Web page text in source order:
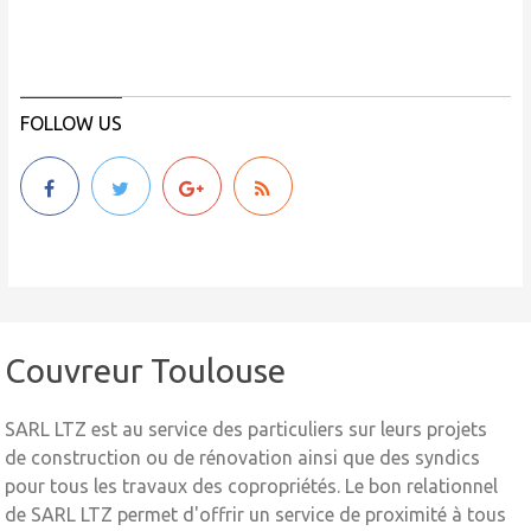
FOLLOW US
Couvreur Toulouse
SARL LTZ est au service des particuliers sur leurs projets
de construction ou de rénovation ainsi que des syndics
pour tous les travaux des copropriétés. Le bon relationnel
de SARL LTZ permet d'offrir un service de proximité à tous